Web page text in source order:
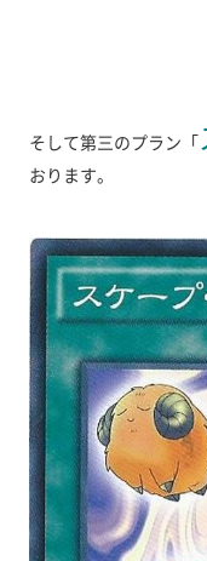
そして第三のプラン「
おります。